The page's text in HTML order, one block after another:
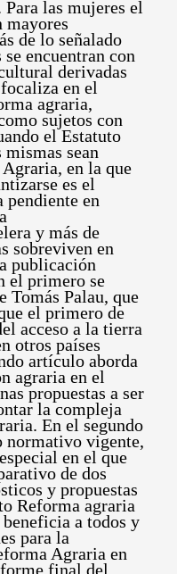
las mujeres el
mayores
de lo señalado
encuentran con
derivadas
en el
agraria,
sujetos con
el Estatuto
sean
en la que
es el
pendiente en
y más de
sobreviven en
publicación
el primero se
Tomás Palau, que
el primero de
acceso a la tierra
otros países
artículo aborda
agraria en el
propuestas a ser
la compleja
En el segundo
normativo vigente,
en el que
de dos
y propuestas
Reforma agraria
a todos y
para la
Agraria en
final del